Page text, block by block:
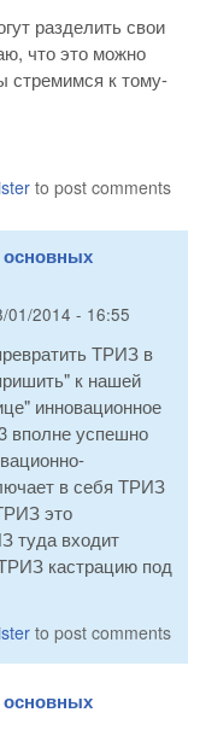
разделить свои
что это можно
стремимся к тому-
to post comments
основных
01/2014 - 16:55
ТРИЗ в
к нашей
инновационное
вполне успешно
в себя ТРИЗ
это
туда входит
кастрацию под
to post comments
основных